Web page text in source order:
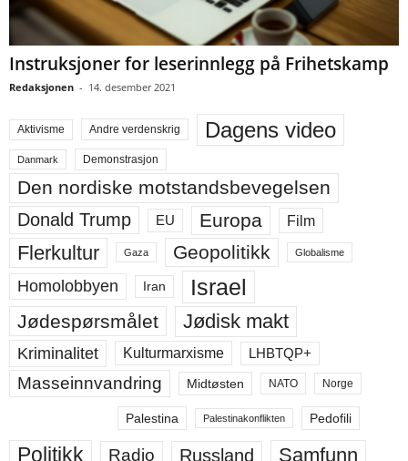
Instruksjoner for leserinnlegg på Frihetskamp
Redaksjonen - 14. desember 2021
Aktivisme Andre verdenskrig Dagens video
Danmark Demonstrasjon
Den nordiske motstandsbevegelsen
Donald Trump EU Europa Film
Flerkultur Gaza Geopolitikk Globalisme
Homolobbyen Iran Israel
Jødespørsmålet Jødisk makt
Kriminalitet Kulturmarxisme LHBTQP+
Masseinnvandring Midtøsten NATO Norge
Palestina Palestinakonflikten Pedofili
Politikk Radio Russland Samfunn